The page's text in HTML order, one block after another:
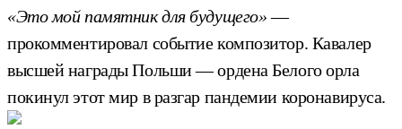
«Это мой памятник для будущего»—
прокомментировал событие композитор. Кавалер
высшей награды Польши — ордена Белого орла
покинул этот мир в разгар пандемии коронавируса.